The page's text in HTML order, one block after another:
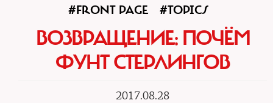
#FRONT PAGE #TOPICS
ВОЗВРАЩЕНИЕ: ПОЧЁМ
ФУНТ СТЕРЛИНГОВ
2017.08.28